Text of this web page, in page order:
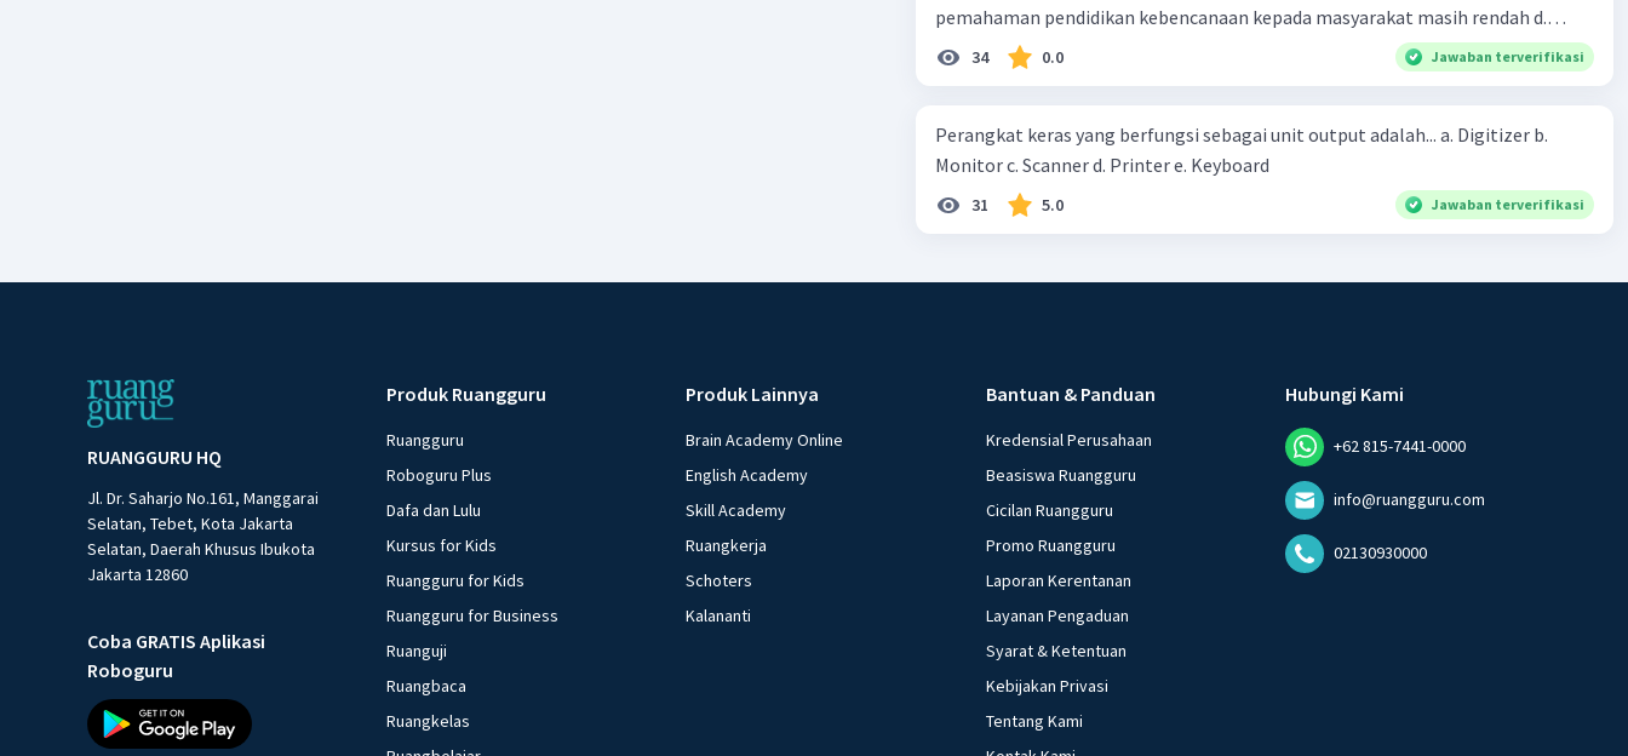
pemahaman pendidikan kebencanaan kepada masyarakat masih rendah d.
masyarakat merupakan pihak yang langsung berhadapan dengan bencana e.
kepercayaan pemerintah bahwa masyarakat mampu mengatasi bencana
34 0.0 Jawaban terverifikasi
Perangkat keras yang berfungsi sebagai unit output adalah... a. Digitizer b.
Monitor c. Scanner d. Printer e. Keyboard
31 5.0 Jawaban terverifikasi
RUANGGURU HQ
Jl. Dr. Saharjo No.161, Manggarai
Selatan, Tebet, Kota Jakarta
Selatan, Daerah Khusus Ibukota
Jakarta 12860
Coba GRATIS Aplikasi
Roboguru
Produk Ruangguru
Ruangguru
Roboguru Plus
Dafa dan Lulu
Kursus for Kids
Ruangguru for Kids
Ruangguru for Business
Ruanguji
Ruangbaca
Ruangkelas
Produk Lainnya
Brain Academy Online
English Academy
Skill Academy
Ruangkerja
Schoters
Kalananti
Bantuan & Panduan
Kredensial Perusahaan
Beasiswa Ruangguru
Cicilan Ruangguru
Promo Ruangguru
Laporan Kerentanan
Layanan Pengaduan
Syarat & Ketentuan
Kebijakan Privasi
Tentang Kami
Hubungi Kami
+62 815-7441-0000
info@ruangguru.com
02130930000